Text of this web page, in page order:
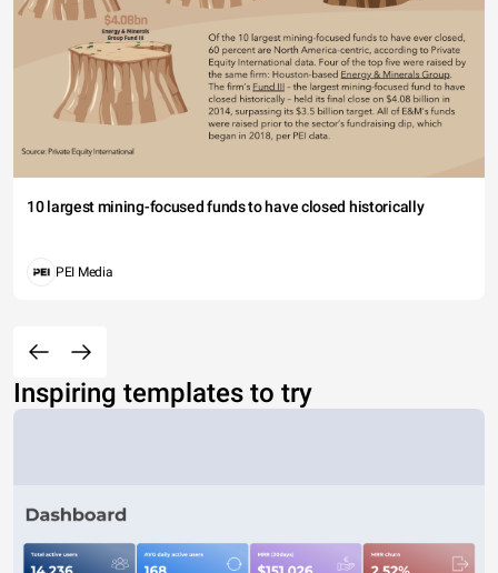
10 largest mining-focused funds to have closed historically
PEI Media
Inspiring templates to try